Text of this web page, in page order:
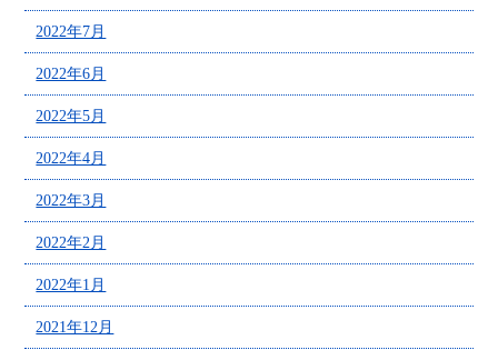
2022年7月
2022年6月
2022年5月
2022年4月
2022年3月
2022年2月
2022年1月
2021年12月